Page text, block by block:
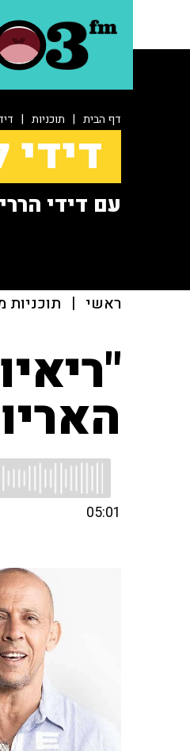
דף הבית | תוכניות |
דידי
עם דידי הררי
ראשי | תוכניות
05:01